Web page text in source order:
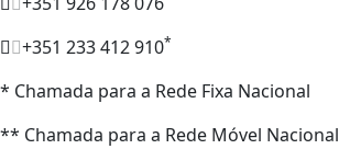
+351 233 412 910*
* Chamada para a Rede Fixa Nacional
** Chamada para a Rede Móvel Nacional